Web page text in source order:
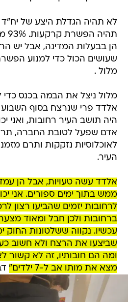
לא תהיה הגדלת היצע של יח"ד
הן בבעלות המדינה, אבל יש
שעושים הכול כדי למנוע
מלול .
מלול ניצל את הבמה בכנס כדי
אלדד פרי שנרצח בסוף השבוע
היה תושב העיר רחובות, ואני
אדם שפעל לטובת החברה, תרם
לאוכלוסיות נזקקות ותרם
העיר.
אלדד עשה טעויות, אבל הן
ממש בתוך ימים ספורים. אני
לרחובות יזמים שהביעו רצון
ברחובות ולכן חבל ומאוד
עכשיו. נקווה ששלטונות החוק
שביצעו את הרצח ולא חשוב
ומה הם חובותיו, זה לא קשור
מצא את מותו אב ל-7 ילדים"